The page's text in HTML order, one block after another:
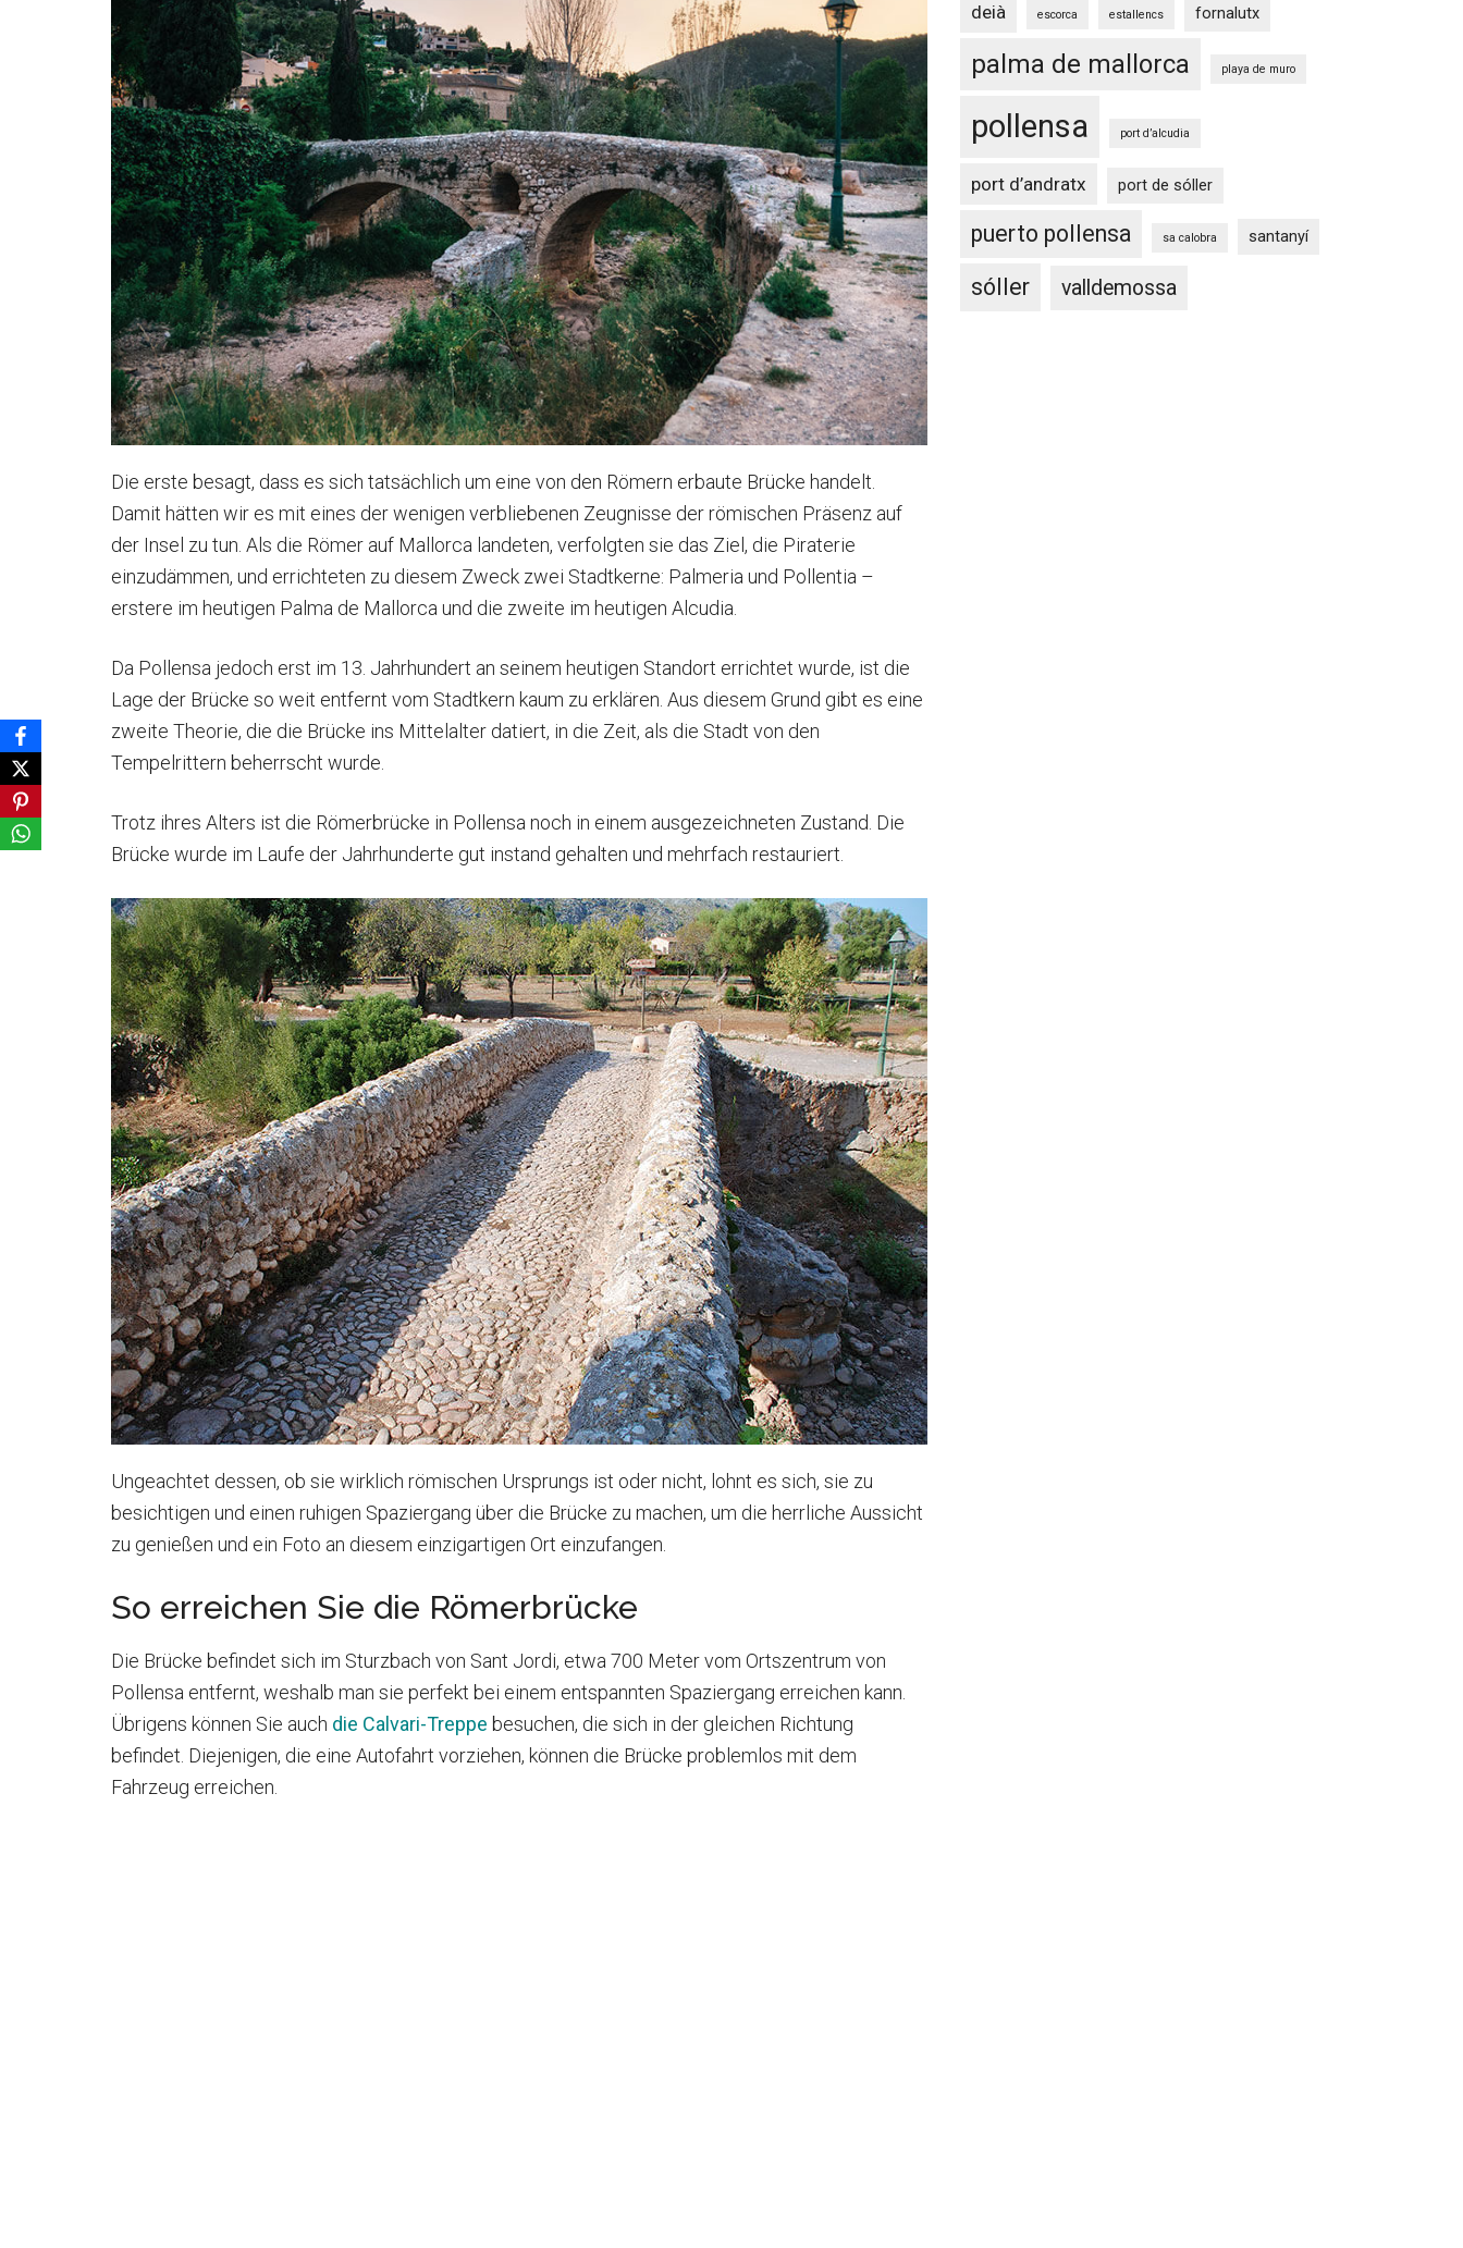
Die erste besagt, dass es sich tatsächlich um eine von den Römern erbaute Brücke handelt.
Damit hätten wir es mit eines der wenigen verbliebenen Zeugnisse der römischen Präsenz auf
der Insel zu tun. Als die Römer auf Mallorca landeten, verfolgten sie das Ziel, die Piraterie
einzudämmen, und errichteten zu diesem Zweck zwei Stadtkerne: Palmeria und Pollentia –
erstere im heutigen Palma de Mallorca und die zweite im heutigen Alcudia.
Da Pollensa jedoch erst im 13. Jahrhundert an seinem heutigen Standort errichtet wurde, ist die
Lage der Brücke so weit entfernt vom Stadtkern kaum zu erklären. Aus diesem Grund gibt es eine
zweite Theorie, die die Brücke ins Mittelalter datiert, in die Zeit, als die Stadt von den
Tempelrittern beherrscht wurde.
Trotz ihres Alters ist die Römerbrücke in Pollensa noch in einem ausgezeichneten Zustand. Die
Brücke wurde im Laufe der Jahrhunderte gut instand gehalten und mehrfach restauriert.
Ungeachtet dessen, ob sie wirklich römischen Ursprungs ist oder nicht, lohnt es sich, sie zu
besichtigen und einen ruhigen Spaziergang über die Brücke zu machen, um die herrliche Aussicht
zu genießen und ein Foto an diesem einzigartigen Ort einzufangen.
So erreichen Sie die Römerbrücke
Die Brücke befindet sich im Sturzbach von Sant Jordi, etwa 700 Meter vom Ortszentrum von
Pollensa entfernt, weshalb man sie perfekt bei einem entspannten Spaziergang erreichen kann.
Übrigens können Sie auch die Calvari-Treppe besuchen, die sich in der gleichen Richtung
befindet. Diejenigen, die eine Autofahrt vorziehen, können die Brücke problemlos mit dem
Fahrzeug erreichen.
deià escorca estallencs fornalutx
palma de mallorca playa de muro
pollensa port d’alcudia
port d’andratx port de sóller
puerto pollensa sa calobra santanyí
sóller valldemossa